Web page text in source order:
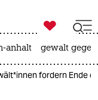

taz zahl ich
anhalt gewalt
fordern Ende